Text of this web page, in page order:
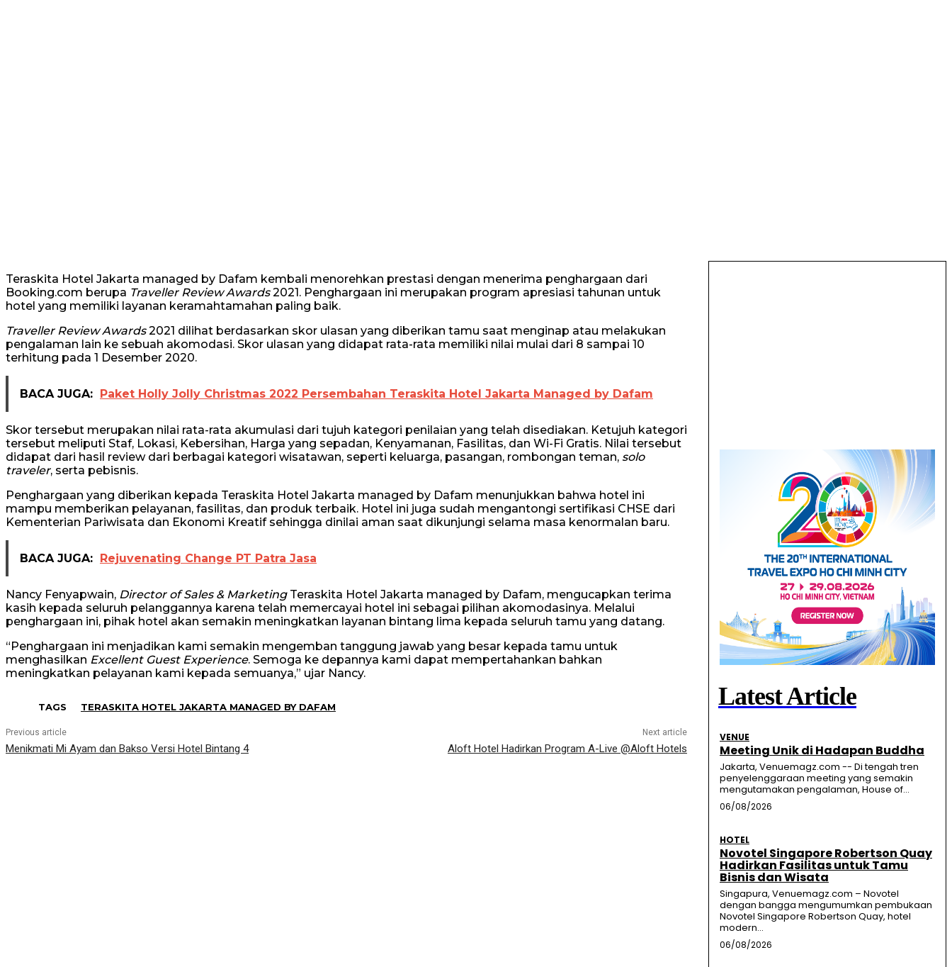
Teraskita Hotel Jakarta managed by Dafam kembali menorehkan prestasi dengan menerima penghargaan dari
Booking.com berupa Traveller Review Awards2021. Penghargaan ini merupakan program apresiasi tahunan untuk
hotel yang memiliki layanan keramahtamahan paling baik.
Traveller Review Awards2021 dilihat berdasarkan skor ulasan yang diberikan tamu saat menginap atau melakukan
pengalaman lain ke sebuah akomodasi. Skor ulasan yang didapat rata-rata memiliki nilai mulai dari 8 sampai 10
terhitung pada 1 Desember 2020.
BACA JUGA: Paket Holly Jolly Christmas 2022 Persembahan Teraskita Hotel Jakarta Managed by Dafam
Skor tersebut merupakan nilai rata-rata akumulasi dari tujuh kategori penilaian yang telah disediakan. Ketujuh kategori
tersebut meliputi Staf, Lokasi, Kebersihan, Harga yang sepadan, Kenyamanan, Fasilitas, dan Wi-Fi Gratis. Nilai tersebut
didapat dari hasil review dari berbagai kategori wisatawan, seperti keluarga, pasangan, rombongan teman, solo
traveler, serta pebisnis.
Penghargaan yang diberikan kepada Teraskita Hotel Jakarta managed by Dafam menunjukkan bahwa hotel ini
mampu memberikan pelayanan, fasilitas, dan produk terbaik. Hotel ini juga sudah mengantongi sertifikasi CHSE dari
Kementerian Pariwisata dan Ekonomi Kreatif sehingga dinilai aman saat dikunjungi selama masa kenormalan baru.
BACA JUGA: Rejuvenating Change PT Patra Jasa
Nancy Fenyapwain, Director of Sales & MarketingTeraskita Hotel Jakarta managed by Dafam, mengucapkan terima
kasih kepada seluruh pelanggannya karena telah memercayai hotel ini sebagai pilihan akomodasinya. Melalui
penghargaan ini, pihak hotel akan semakin meningkatkan layanan bintang lima kepada seluruh tamu yang datang.
“Penghargaan ini menjadikan kami semakin mengemban tanggung jawab yang besar kepada tamu untuk
menghasilkan Excellent Guest Experience. Semoga ke depannya kami dapat mempertahankan bahkan
meningkatkan pelayanan kami kepada semuanya,” ujar Nancy.
TAGS TERASKITA HOTEL JAKARTA MANAGED BY DAFAM
Previous article
Menikmati Mi Ayam dan Bakso Versi Hotel Bintang 4
Next article
Aloft Hotel Hadirkan Program A-Live @Aloft Hotels
Latest Article
VENUE
Meeting Unik di Hadapan Buddha
Jakarta, Venuemagz.com -- Di tengah tren
penyelenggaraan meeting yang semakin
mengutamakan pengalaman, House of...
06/08/2026
HOTEL
Novotel Singapore Robertson Quay
Hadirkan Fasilitas untuk Tamu
Bisnis dan Wisata
Singapura, Venuemagz.com – Novotel
dengan bangga mengumumkan pembukaan
Novotel Singapore Robertson Quay, hotel
modern...
06/08/2026